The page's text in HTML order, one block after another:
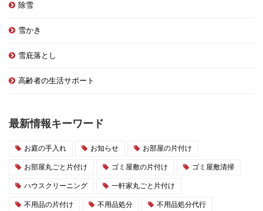
除雪
雪かき
雪庇落とし
高齢者の生活サポート
最新情報キーワード
お庭の手入れ お知らせ お部屋の片付け
お部屋丸ごと片付け ゴミ屋敷の片付け ゴミ屋敷清掃
ハウスクリーニング 一軒家丸ごと片付け
不用品の片付け 不用品処分 不用品処分代行